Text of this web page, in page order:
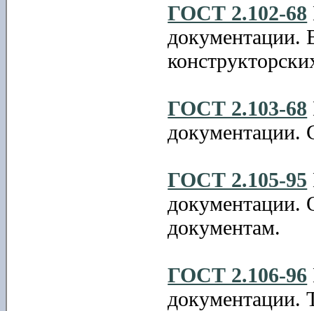
ГОСТ 2.102-68
документации.
ГОСТ 2.103-68
документации.
ГОСТ 2.105-95
документации.
документам.
ГОСТ 2.106-96
документации.